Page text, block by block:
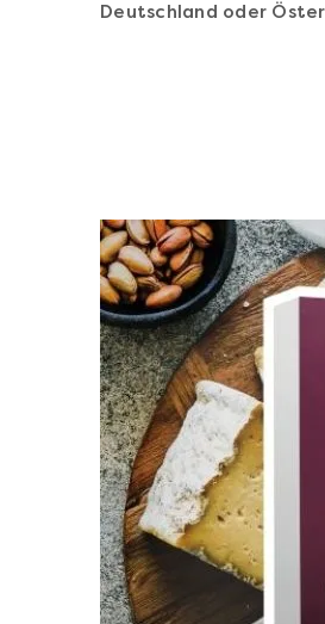
Deutschland oder